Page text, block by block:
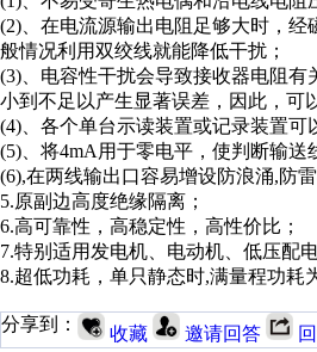
(2)、在电流源输出电阻足够大时，
般情况利用双绞线就能降低干扰；
(3)、电容性干扰会导致接收器电阻
小到不足以产生显著误差，因此，可
(4)、各个单台示读装置或记录装置
(5)、将4mA用于零电平，使判断输
(6),在两线输出口容易增设防浪涌,防
5.原副边高度绝缘隔离；
6.高可靠性，高稳定性，高性价比；
7.特别适用发电机、电动机、低压配
8.超低功耗，单只静态时,满量程功耗
分享到： 收藏 邀请回答